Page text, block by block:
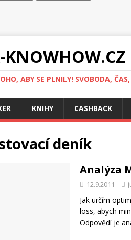
KNOWHOW.CZ
ABY SE PLNILY! SVOBODA,
KNIHY CASHBACK
deník
Analýza
12.9.2011
Jak určím
loss, abych
Odpovědí je